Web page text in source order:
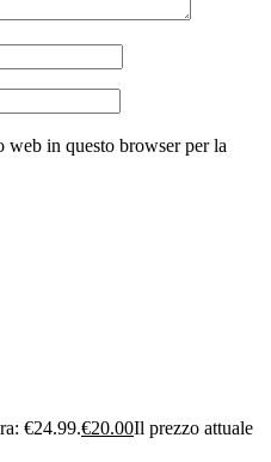
web in questo browser per la
€24.99.€20.00Il prezzo attuale